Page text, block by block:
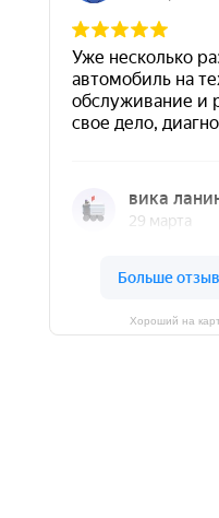
Хороший на